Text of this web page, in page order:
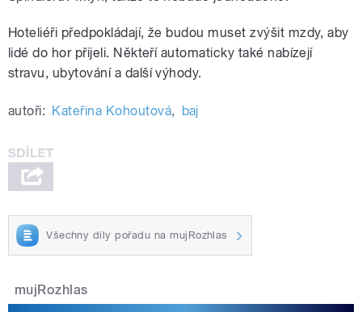
Hoteliéři předpokládají, že budou muset zvýšit mzdy, aby
lidé do hor přijeli. Někteří automaticky také nabízejí
stravu, ubytování a další výhody.
autoři: Kateřina Kohoutová, baj
Všechny díly pořadu na mujRozhlas
mujRozhlas